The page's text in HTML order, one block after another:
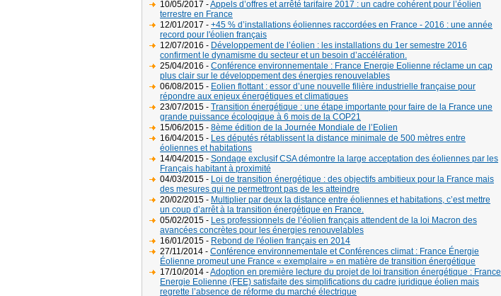
10/05/2017 -Appels d’offres et arrêté tarifaire 2017 : un cadre cohérent pour l’éolien
terrestre en France
12/01/2017 - +45 % d’installations éoliennes raccordées en France - 2016 : une année
record pour l'éolien français
12/07/2016 - Développement de l’éolien : les installations du 1er semestre 2016
confirment le dynamisme du secteur et un besoin d’accélération.
25/04/2016 - Conférence environnementale : France Energie Eolienne réclame un cap
plus clair sur le développement des énergies renouvelables
06/08/2015 - Eolien flottant : essor d’une nouvelle filière industrielle française pour
répondre aux enjeux énergétiques et climatiques
23/07/2015 - Transition énergétique : une étape importante pour faire de la France une
grande puissance écologique à 6 mois de la COP21
15/06/2015 - 8ème édition de la Journée Mondiale de l’Eolien
16/04/2015 - Les députés rétablissent la distance minimale de 500 mètres entre
éoliennes et habitations
14/04/2015 - Sondage exclusif CSA démontre la large acceptation des éoliennes par les
Français habitant à proximité
04/03/2015 - Loi de transition énergétique : des objectifs ambitieux pour la France mais
des mesures qui ne permettront pas de les atteindre
20/02/2015 - Multiplier par deux la distance entre éoliennes et habitations, c’est mettre
un coup d’arrêt à la transition énergétique en France.
05/02/2015 - Les professionnels de l’éolien français attendent de la loi Macron des
avancées concrètes pour les énergies renouvelables
16/01/2015 - Rebond de l'éolien français en 2014
27/11/2014 - Conférence environnementale et Conférences climat : France Énergie
Éolienne promeut une France « exemplaire » en matière de transition énergétique
17/10/2014 -Adoption en première lecture du projet de loi transition énergétique : France
Energie Eolienne (FEE) satisfaite des simplifications du cadre juridique éolien mais
regrette l’absence de réforme du marché électrique